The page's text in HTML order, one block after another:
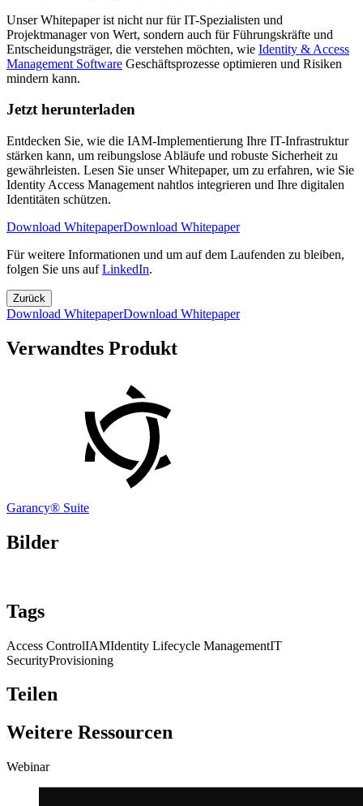
Unser Whitepaper ist nicht nur für IT-Spezialisten und
Projektmanager von Wert, sondern auch für Führungskräfte und
Entscheidungsträger, die verstehen möchten, wie Identity & Access
Management Software Geschäftsprozesse optimieren und Risiken
mindern kann.
Jetzt herunterladen
Entdecken Sie, wie die IAM-Implementierung Ihre IT-Infrastruktur
stärken kann, um reibungslose Abläufe und robuste Sicherheit zu
gewährleisten. Lesen Sie unser Whitepaper, um zu erfahren, wie Sie
Identity Access Management nahtlos integrieren und Ihre digitalen
Identitäten schützen.
Download WhitepaperDownload Whitepaper
Für weitere Informationen und um auf dem Laufenden zu bleiben,
folgen Sie uns aufLinkedIn.
Zurück
Download WhitepaperDownload Whitepaper
Verwandtes Produkt
Garancy® Suite
Bilder
Tags
Access ControlIAMIdentity Lifecycle ManagementIT
SecurityProvisioning
Teilen
Weitere Ressourcen
Webinar